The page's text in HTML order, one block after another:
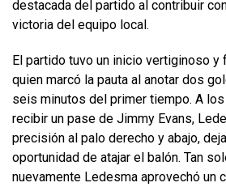
destacada del partido al contribuir
victoria del equipo local.
El partido tuvo un inicio vertiginoso y
quien marcó la pauta al anotar dos
seis minutos del primer tiempo. A
recibir un pase de Jimmy Evans,
precisión al palo derecho y abajo,
oportunidad de atajar el balón. Tan
nuevamente Ledesma aprovechó un